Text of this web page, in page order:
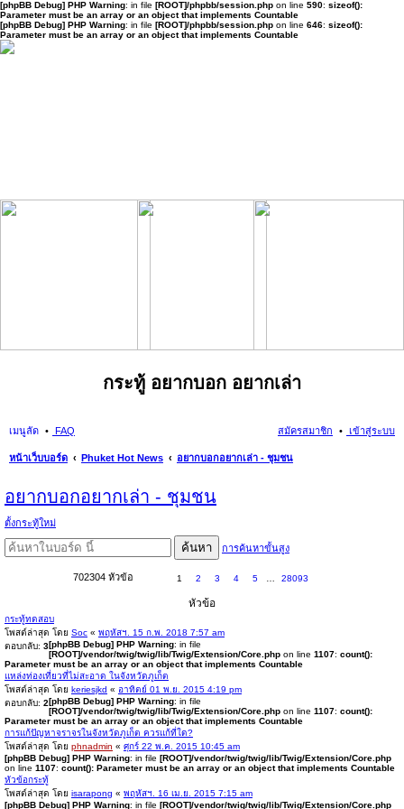
[phpBB Debug] PHP Warning: in file [ROOT]/phpbb/session.php on line 590: sizeof():
Parameter must be an array or an object that implements Countable
[phpBB Debug] PHP Warning: in file [ROOT]/phpbb/session.php on line 646: sizeof():
Parameter must be an array or an object that implements Countable
กระทู้ อยากบอก อยากเล่า
เมนูลัด FAQ เข้าสู่ระบบ
สมัครสมาชิก
หน้าเว็บบอร์ด Phuket Hot News
อยากบอกอยากเล่า - ชุมชน
อยากบอกอยากเล่า - ชุมชน
ตั้งกระทู้ใหม่
ค้นหา การค้นหาขั้นสูง
702304 หัวข้อ 1 2 3 4 5 28093
หัวข้อ
กระทู้ทดสอบ
โพสต์ล่าสุด โดย Soc « พฤหัสฯ. 15 ก.พ. 2018 7:57 am
ตอบกลับ: 3[phpBB Debug] PHP Warning: in file
[ROOT]/vendor/twig/twig/lib/Twig/Extension/Core.php on line 1107: count():
Parameter must be an array or an object that implements Countable
แหล่งท่องเที่ยวที่ไม่สะอาด ในจังหวัดภูเก็ต
โพสต์ล่าสุด โดย keriesjkd « อาทิตย์ 01 พ.ย. 2015 4:19 pm
ตอบกลับ: 2[phpBB Debug] PHP Warning: in file
[ROOT]/vendor/twig/twig/lib/Twig/Extension/Core.php on line 1107: count():
Parameter must be an array or an object that implements Countable
การแก้ปัญหาจราจรในจังหวัดภูเก็ต ควรแก้ที่ใด?
โพสต์ล่าสุด โดย phnadmin « ศุกร์ 22 พ.ค. 2015 10:45 am
[phpBB Debug] PHP Warning: in file [ROOT]/vendor/twig/twig/lib/Twig/Extension/Core.php
on line 1107: count(): Parameter must be an array or an object that implements Countable
หัวข้อกระทู้
โพสต์ล่าสุด โดย isarapong « พฤหัสฯ. 16 เม.ย. 2015 7:15 am
[phpBB Debug] PHP Warning: in file [ROOT]/vendor/twig/twig/lib/Twig/Extension/Core.php